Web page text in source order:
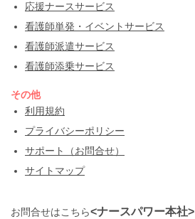
応援ナースサービス
看護師単発・イベントサービス
看護師派遣サービス
看護師添乗サービス
その他
利用規約
プライバシーポリシー
サポート（お問合せ）
サイトマップ
お問合せはこちら<ナースパワー本社>